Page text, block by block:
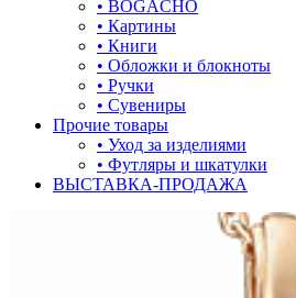
один камень
под гравировку
подкова
• BOGACHO
• Картины
• Книги
• Обложки и блокноты
• Ручки
• Сувениры
Прочие товары
• Уход за изделиями
• Футляры и шкатулки
ВЫСТАВКА-ПРОДАЖА